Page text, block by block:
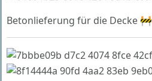
Betonlieferung für die Decke 🚧